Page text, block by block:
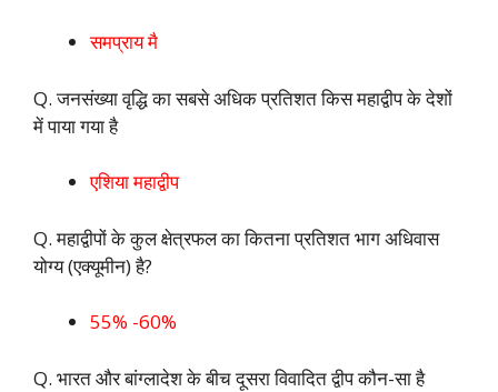
समप्राय मै
Q. जनसंख्या वृद्धि का सबसे अधिक प्रतिशत किस महाद्वीप के देशों
में पाया गया है
एशिया महाद्वीप
Q. महाद्वीपों के कुल क्षेत्रफल का कितना प्रतिशत भाग अधिवास
योग्य (एक्यूमीन) है?
55% -60%
Q. भारत और बांग्लादेश के बीच दूसरा विवादित द्वीप कौन-सा है